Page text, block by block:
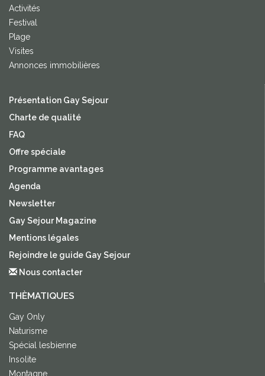
Activités
Festival
Plage
Visites
Annonces immobilières
Présentation Gay Sejour
Charte de qualité
FAQ
Offre spéciale
Programme avantages
Agenda
Newsletter
Gay Sejour Magazine
Mentions légales
Rejoindre le guide Gay Sejour
Nous contacter
THÈMATIQUES
Gay Only
Naturisme
Spécial lesbienne
Insolite
Montagne